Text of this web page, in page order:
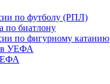
по футболу (РПЛ)
по биатлону
по фигурному катанию
УЕФА